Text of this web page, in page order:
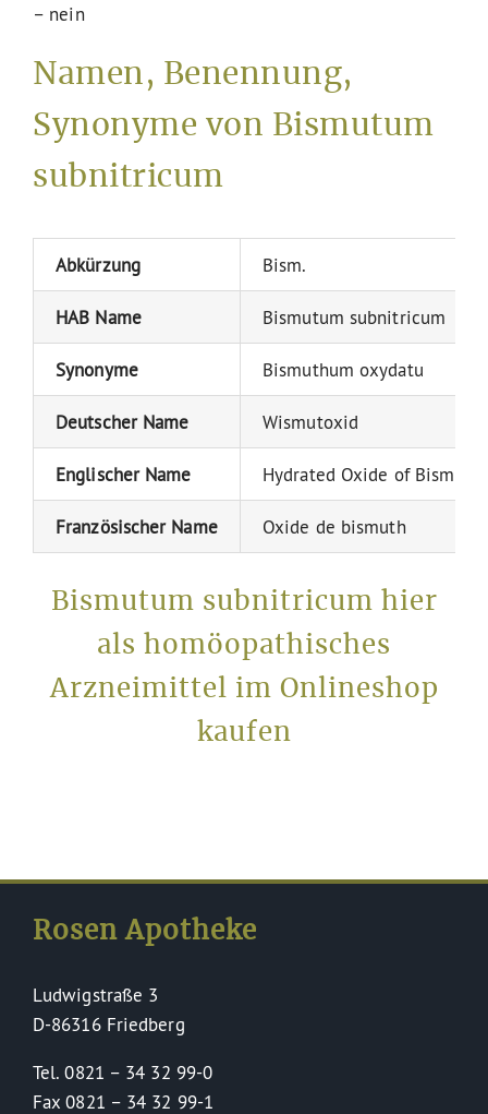
– nein
Namen, Benennung,
Synonyme von Bismutum
subnitricum
Abkürzung Bism.
HAB Name Bismutum subnitricum
Synonyme Bismuthum oxydatu
Deutscher Name Wismutoxid
Englischer Name Hydrated Oxide of Bismuth
Französischer Name Oxide de bismuth
Bismutum subnitricum hier
als homöopathisches
Arzneimittel im Onlineshop
kaufen
Rosen Apotheke
Ludwigstraße 3
D-86316 Friedberg
Tel. 0821 – 34 32 99-0
Fax 0821 – 34 32 99-1